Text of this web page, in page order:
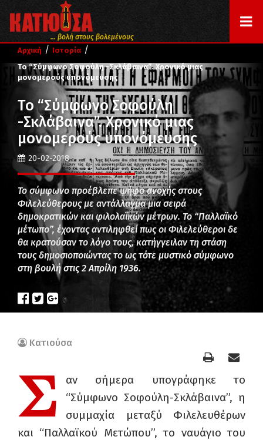
... βολή στους βολεμένους
Αρχική / Ιστορία /
Το “Σύμφωνο Σοφούλη -Σκλάβαινα”. Χρονικό μιας
μονομερούς υπονόμευσης
Το “Σύμφωνο Σοφούλη
-Σκλάβαινα”. Χρονικό μιας
μονομερούς υπονόμευσης
20-02-2018
Το σύμφωνο προέβλεπε ψήφο ανοχής στους
Φιλελεύθερους με αντάλλαγμα μια σειρά
δημοκρατικών και φιλολαϊκών μέτρων. Το “Παλλαϊκό
μέτωπο”, έχοντας αντιληφθεί πως οι Φιλελεύθεροι δε
θα κρατούσαν το λόγο τους, κατήγγειλαν τη στάση
τους δημοσιοποιώντας το ως τότε μυστικό σύμφωνο
στη βουλή στις 2 Απρίλη 1936.
Κατιούσα
Σ
αν σήμερα υπογράφηκε το
“Σύμφωνο Σοφούλη-Σκλάβαινα”, η
συμμαχία μεταξύ Φιλελευθέρων
και “Παλλαϊκού Μετώπου”, το ναυάγιο του